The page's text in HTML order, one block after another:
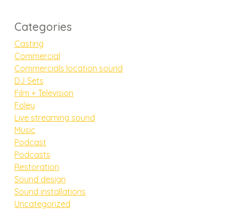
Categories
Casting
Commercial
Commercials location sound
DJ Sets
Film + Television
Foley
Live streaming sound
Music
Podcast
Podcasts
Restoration
Sound design
Sound installations
Uncategorized